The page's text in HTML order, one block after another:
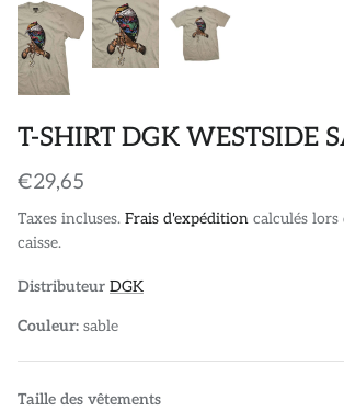
T-SHIRT DGK WESTSIDE
€29,65
Taxes incluses. Frais d'expédition calculés lors
caisse.
Distributeur DGK
Couleur: sable
Taille des vêtements